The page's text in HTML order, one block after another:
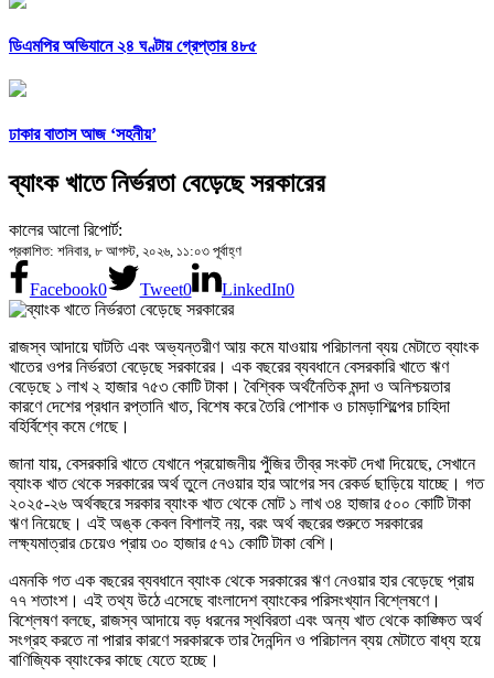
ডিএমপির অভিযানে ২৪ ঘণ্টায় গ্রেপ্তার ৪৮৫
ঢাকার বাতাস আজ ‘সহনীয়’
ব্যাংক খাতে নির্ভরতা বেড়েছে সরকারের
কালের আলো রিপোর্ট:
প্রকাশিত: শনিবার, ৮ আগস্ট, ২০২৬, ১১:০৩ পূর্বাহ্ণ
Facebook0 Tweet0 LinkedIn0
রাজস্ব আদায়ে ঘাটতি এবং অভ্যন্তরীণ আয় কমে যাওয়ায় পরিচালনা ব্যয় মেটাতে ব্যাংক
খাতের ওপর নির্ভরতা বেড়েছে সরকারের। এক বছরের ব্যবধানে বেসরকারি খাতে ঋণ
বেড়েছে ১ লাখ ২ হাজার ৭৫৩ কোটি টাকা। বৈশ্বিক অর্থনৈতিক মন্দা ও অনিশ্চয়তার
কারণে দেশের প্রধান রপ্তানি খাত, বিশেষ করে তৈরি পোশাক ও চামড়াশিল্পের চাহিদা
বহির্বিশ্বে কমে গেছে।
জানা যায়, বেসরকারি খাতে যেখানে প্রয়োজনীয় পুঁজির তীব্র সংকট দেখা দিয়েছে, সেখানে
ব্যাংক খাত থেকে সরকারের অর্থ তুলে নেওয়ার হার আগের সব রেকর্ড ছাড়িয়ে যাচ্ছে। গত
২০২৫-২৬ অর্থবছরে সরকার ব্যাংক খাত থেকে মোট ১ লাখ ৩৪ হাজার ৫০০ কোটি টাকা
ঋণ নিয়েছে। এই অঙ্ক কেবল বিশালই নয়, বরং অর্থ বছরের শুরুতে সরকারের
লক্ষ্যমাত্রার চেয়েও প্রায় ৩০ হাজার ৫৭১ কোটি টাকা বেশি।
এমনকি গত এক বছরের ব্যবধানে ব্যাংক থেকে সরকারের ঋণ নেওয়ার হার বেড়েছে প্রায়
৭৭ শতাংশ। এই তথ্য উঠে এসেছে বাংলাদেশ ব্যাংকের পরিসংখ্যান বিশ্লেষণে।
বিশ্লেষণ বলছে, রাজস্ব আদায়ে বড় ধরনের স্থবিরতা এবং অন্য খাত থেকে কাঙ্ক্ষিত অর্থ
সংগ্রহ করতে না পারার কারণে সরকারকে তার দৈনন্দিন ও পরিচালন ব্যয় মেটাতে বাধ্য হয়ে
বাণিজ্যিক ব্যাংকের কাছে যেতে হচ্ছে।